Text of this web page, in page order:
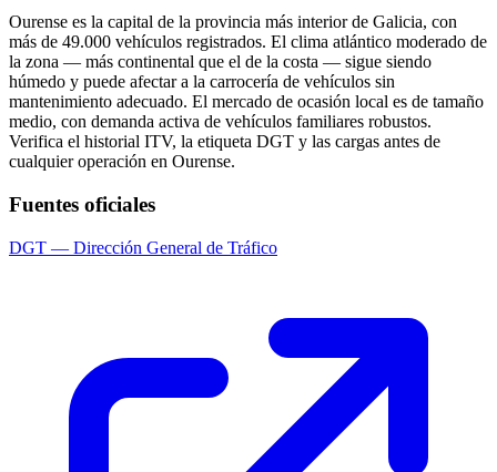
Ourense es la capital de la provincia más interior de Galicia, con
más de 49.000 vehículos registrados. El clima atlántico moderado de
la zona — más continental que el de la costa — sigue siendo
húmedo y puede afectar a la carrocería de vehículos sin
mantenimiento adecuado. El mercado de ocasión local es de tamaño
medio, con demanda activa de vehículos familiares robustos.
Verifica el historial ITV, la etiqueta DGT y las cargas antes de
cualquier operación en Ourense.
Fuentes oficiales
DGT — Dirección General de Tráfico